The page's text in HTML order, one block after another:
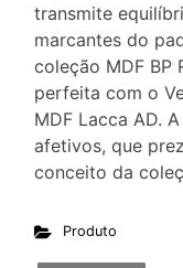
transmite
marcantes do
coleção MDF BP
perfeita com o
MDF Lacca AD.
afetivos, que
conceito da
Produto